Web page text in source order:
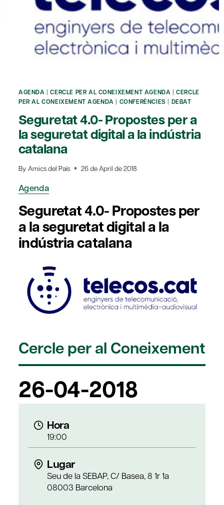
TRANSICIÓN
HACIA
LA
SOSTENIBILIDAD’
|
JOSÉ
CAMPA
AGENDA |CERCLE PER AL CONEIXEMENT AGENDA |CERCLE
PER AL CONEIXEMENT AGENDA | CONFERÈNCIES | DEBAT
Seguretat 4.0- Propostes per a
la seguretat digital a la indústria
catalana
By Amics del País 26 de April de 2018
Agenda
Seguretat 4.0- Propostes per
a la seguretat digital a la
indústria catalana
Cercle per al Coneixement
26-04-2018
Hora
19:00
Lugar
Seu de la SEBAP, C/ Basea, 8 1r 1a
08003 Barcelona